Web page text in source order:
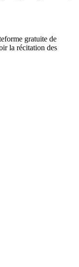
gratuite de
la récitation des